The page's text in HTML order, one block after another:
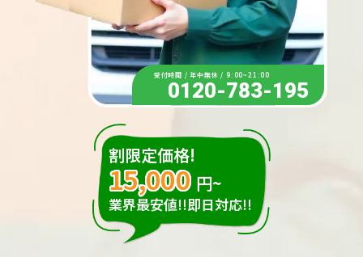
受付時間 / 年中無休 / 9:00~21:00
0120-783-195
割限定価格!
15,000 円~
業界最安値!!即日対応!!